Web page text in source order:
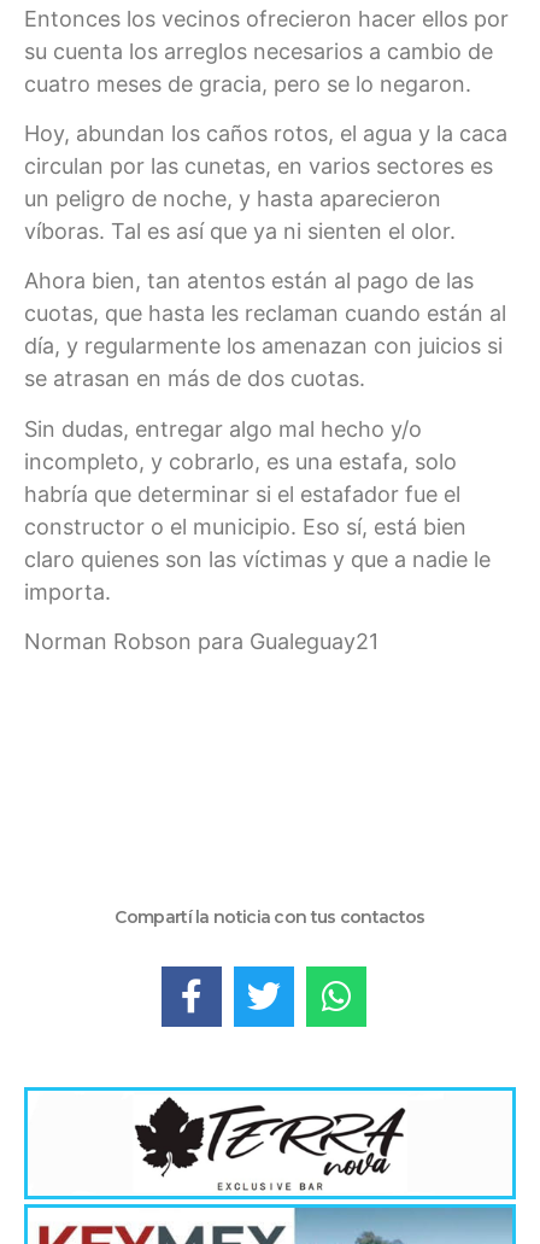
Entonces los vecinos ofrecieron hacer ellos por
su cuenta los arreglos necesarios a cambio de
cuatro meses de gracia, pero se lo negaron.
Hoy, abundan los caños rotos, el agua y la caca
circulan por las cunetas, en varios sectores es
un peligro de noche, y hasta aparecieron
víboras. Tal es así que ya ni sienten el olor.
Ahora bien, tan atentos están al pago de las
cuotas, que hasta les reclaman cuando están al
día, y regularmente los amenazan con juicios si
se atrasan en más de dos cuotas.
Sin dudas, entregar algo mal hecho y/o
incompleto, y cobrarlo, es una estafa, solo
habría que determinar si el estafador fue el
constructor o el municipio. Eso sí, está bien
claro quienes son las víctimas y que a nadie le
importa.
Norman Robson para Gualeguay21
Compartí la noticia con tus contactos